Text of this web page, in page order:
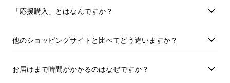
「応援購入」とはなんですか？
他のショッピングサイトと比べてどう違いますか？
お届けまで時間がかかるのはなぜですか？